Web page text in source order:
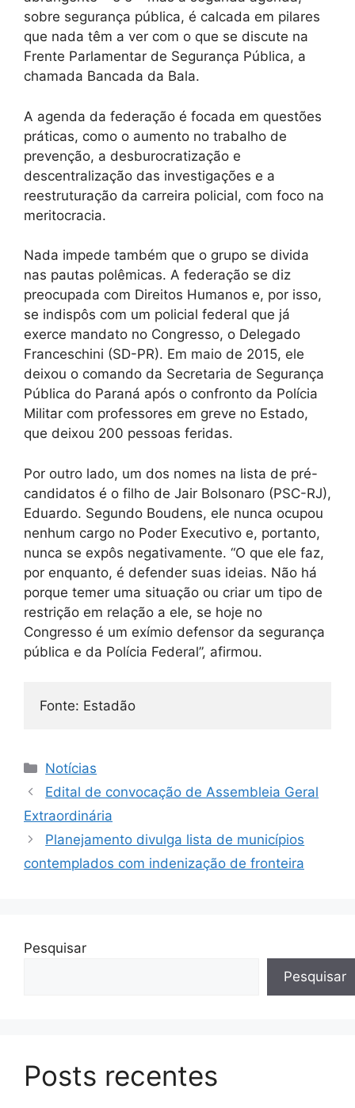
sobre segurança pública, é calcada em pilares
que nada têm a ver com o que se discute na
Frente Parlamentar de Segurança Pública, a
chamada Bancada da Bala.
A agenda da federação é focada em questões
práticas, como o aumento no trabalho de
prevenção, a desburocratização e
descentralização das investigações e a
reestruturação da carreira policial, com foco na
meritocracia.
Nada impede também que o grupo se divida
nas pautas polêmicas. A federação se diz
preocupada com Direitos Humanos e, por isso,
se indispôs com um policial federal que já
exerce mandato no Congresso, o Delegado
Franceschini (SD-PR). Em maio de 2015, ele
deixou o comando da Secretaria de Segurança
Pública do Paraná após o confronto da Polícia
Militar com professores em greve no Estado,
que deixou 200 pessoas feridas.
Por outro lado, um dos nomes na lista de pré-
candidatos é o filho de Jair Bolsonaro (PSC-RJ),
Eduardo. Segundo Boudens, ele nunca ocupou
nenhum cargo no Poder Executivo e, portanto,
nunca se expôs negativamente. “O que ele faz,
por enquanto, é defender suas ideias. Não há
porque temer uma situação ou criar um tipo de
restrição em relação a ele, se hoje no
Congresso é um exímio defensor da segurança
pública e da Polícia Federal”, afirmou.
Fonte: Estadão
Categorias
Notícias
Edital de convocação de Assembleia Geral
Extraordinária
Planejamento divulga lista de municípios
contemplados com indenização de fronteira
Pesquisar
Pesquisar
Posts recentes